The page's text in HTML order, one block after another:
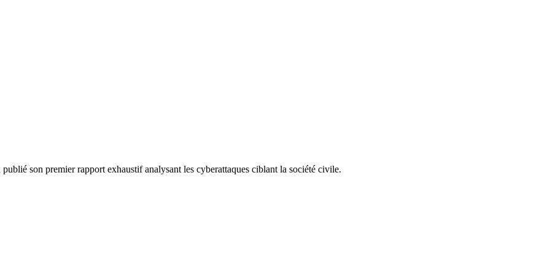
son premier rapport exhaustif analysant les cyberattaques ciblant la société civile.